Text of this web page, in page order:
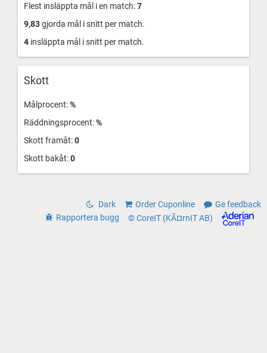
Flest insläppta mål i en match:7
9,83gjorda mål i snitt per match.
4 insläppta mål i snitt per match.
Skott
Målprocent:%
Räddningsprocent:%
Skott framåt:0
Skott bakåt:0
Dark Order Cuponline
Ge feedback
Rapportera bugg
© CoreIT (KÃ¤rnIT AB)